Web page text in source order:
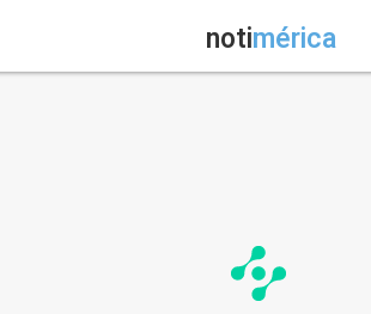
notimérica